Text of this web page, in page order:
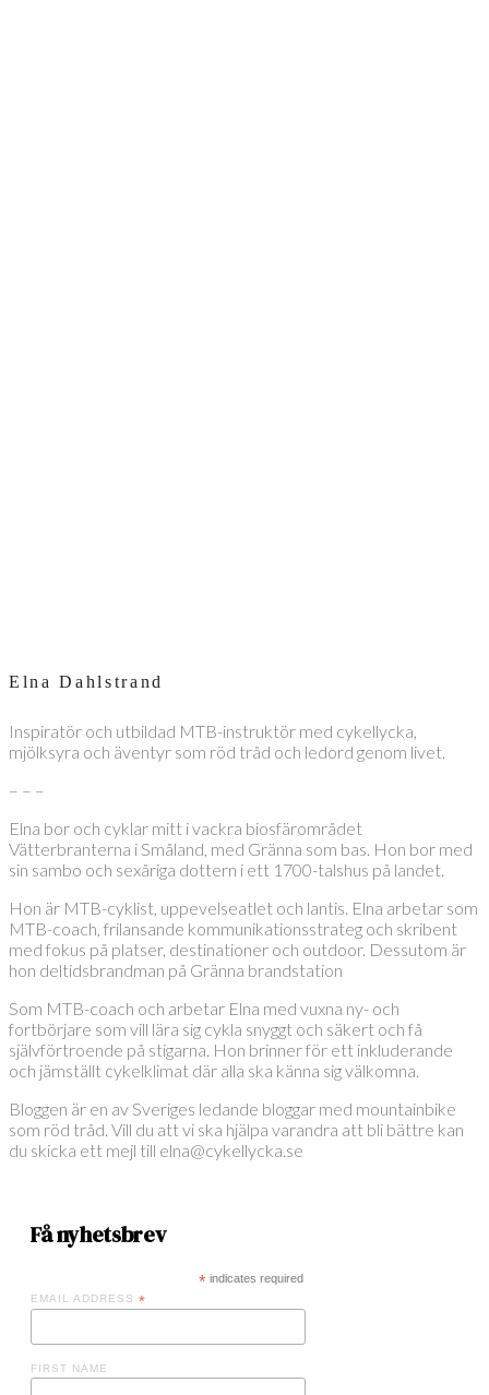
Elna Dahlstrand
Inspiratör och utbildad MTB-instruktör med cykellycka,
mjölksyra och äventyr som röd tråd och ledord genom livet.
– – –
Elna bor och cyklar mitt i vackra biosfärområdet
Vätterbranterna i Småland, med Gränna som bas. Hon bor med
sin sambo och sexåriga dottern i ett 1700-talshus på landet.
Hon är MTB-cyklist, uppevelseatlet och lantis. Elna arbetar som
MTB-coach, frilansande kommunikationsstrateg och skribent
med fokus på platser, destinationer och outdoor. Dessutom är
hon deltidsbrandman på Gränna brandstation
Som MTB-coach och arbetar Elna med vuxna ny- och
fortbörjare som vill lära sig cykla snyggt och säkert och få
självförtroende på stigarna. Hon brinner för ett inkluderande
och jämställt cykelklimat där alla ska känna sig välkomna.
Bloggen är en av Sveriges ledande bloggar med mountainbike
som röd tråd. Vill du att vi ska hjälpa varandra att bli bättre kan
du skicka ett mejl till elna@cykellycka.se
Få nyhetsbrev
*indicates required
EMAIL ADDRESS *
FIRST NAME